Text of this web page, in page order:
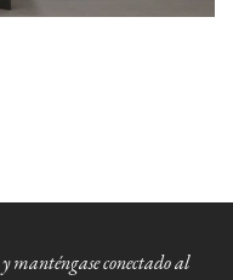
manténgase conectado al